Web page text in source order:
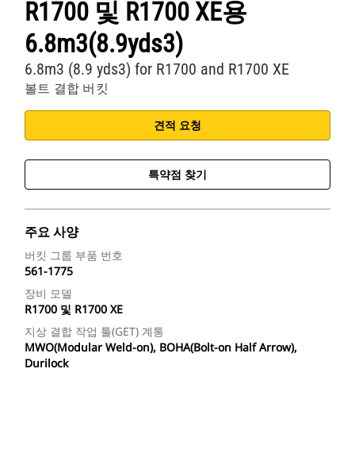
R1700 및 R1700 XE용
6.8m3(8.9yds3)
볼트 결합 버킷
6.8m3 (8.9 yds3) for R1700 and R1700 XE
견적 요청
특약점 찾기
주요 사양
버킷 그룹 부품 번호
561-1775
장비 모델
R1700 및 R1700 XE
지상 결합 작업 툴(GET) 계통
MWO(Modular Weld-on), BOHA(Bolt-on Half Arrow),
Durilock